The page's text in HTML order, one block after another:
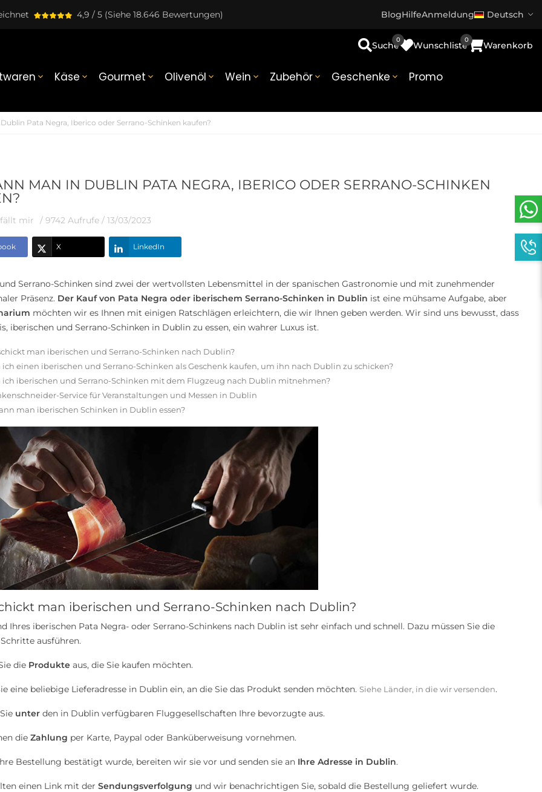
4,9 / 5 (Siehe 18.646 Bewertungen) BlogHilfeAnmeldung Deutsch
 Käse  Gourmet  Olivenöl  Wein  Zubehör  Geschenke  Promo
Suche Wunschliste
0
Warenkorb
0
Pata Negra, Iberico oder Serrano-Schinken kaufen?
MAN IN DUBLIN PATA NEGRA, IBERICO ODER SERRANO-SCHINKEN
mir / 9742 Aufrufe / 13/03/2023
X LinkedIn
Serrano-Schinken sind zwei der wertvollsten Lebensmittel in der spanischen Gastronomie und mit zunehmender
Präsenz. Der Kauf von Pata Negra oder iberischem Serrano-Schinken in Dublin ist eine mühsame Aufgabe, aber
möchten wir es Ihnen mit einigen Ratschlägen erleichtern, die wir Ihnen geben werden. Wir sind uns bewusst, dass
iberischen und Serrano-Schinken in Dublin zu essen, ein wahrer Luxus ist.
man iberischen und Serrano-Schinken nach Dublin?
ich einen iberischen und Serrano-Schinken als Geschenk kaufen, um ihn nach Dublin zu schicken?
ich iberischen und Serrano-Schinken mit dem Flugzeug nach Dublin mitnehmen?
Service für Veranstaltungen und Messen in Dublin
man iberischen Schinken in Dublin essen?
man iberischen und Serrano-Schinken nach Dublin?
Ihres iberischen Pata Negra- oder Serrano-Schinkens nach Dublin ist sehr einfach und schnell. Dazu müssen Sie die
ausführen.
die Produkteaus, die Sie kaufen möchten.
eine beliebige Lieferadresse in Dublin ein, an die Sie das Produkt senden möchten. Siehe Länder, in die wir versenden.
unterden in Dublin verfügbaren Fluggesellschaften Ihre bevorzugte aus.
die Zahlung per Karte, Paypal oder Banküberweisung vornehmen.
Bestellung bestätigt wurde, bereiten wir sie vor und senden sie an Ihre Adresse in Dublin.
einen Link mit der Sendungsverfolgung und wir benachrichtigen Sie, sobald die Bestellung geliefert wurde.